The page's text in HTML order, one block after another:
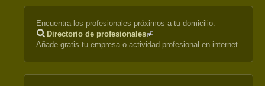
Encuentra los profesionales próximos a tu domicilio.
Directorio de profesionales(link
is
Añade gratis tu empresa o actividad profesional en internet.